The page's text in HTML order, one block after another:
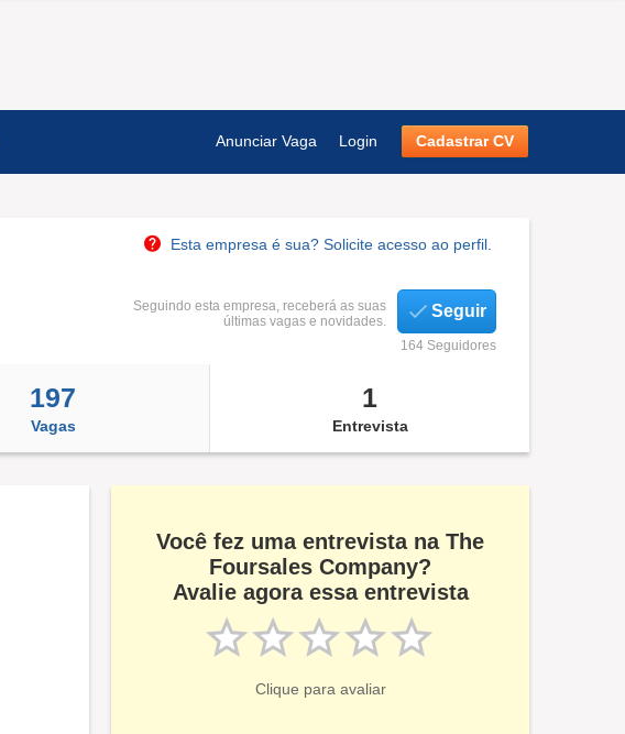
Anunciar Vaga Login Cadastrar CV
Esta empresa é sua? Solicite acesso ao perfil.
Seguindo esta empresa, receberá as suas
últimas vagas e novidades.
Seguir
164 Seguidores
197
Vagas
1
Entrevista
Você fez uma entrevista na The
Foursales Company?
Avalie agora essa entrevista
Clique para avaliar